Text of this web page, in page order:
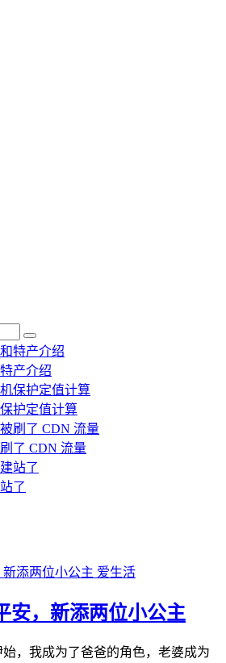
产介绍
护定值计算
了 CDN 流量
了
爱生活
安，新添两位小公主
，我成为了爸爸的角色，老婆成为